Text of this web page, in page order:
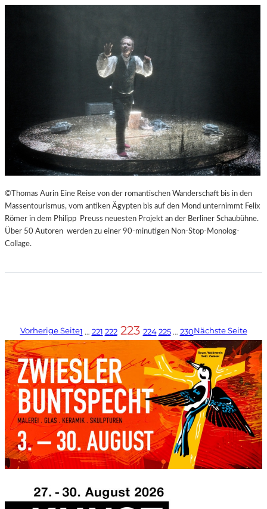
©Thomas Aurin Eine Reise von der romantischen Wanderschaft bis in den
Massentourismus, vom antiken Ägypten bis auf den Mond unternimmt Felix
Römer in dem Philipp Preuss neuesten Projekt an der Berliner Schaubühne.
Über 50 Autoren werden zu einer 90-minutigen Non-Stop-Monolog-
Collage.
Vorherige Seite1 … 221 222 223 224 225 … 230Nächste Seite